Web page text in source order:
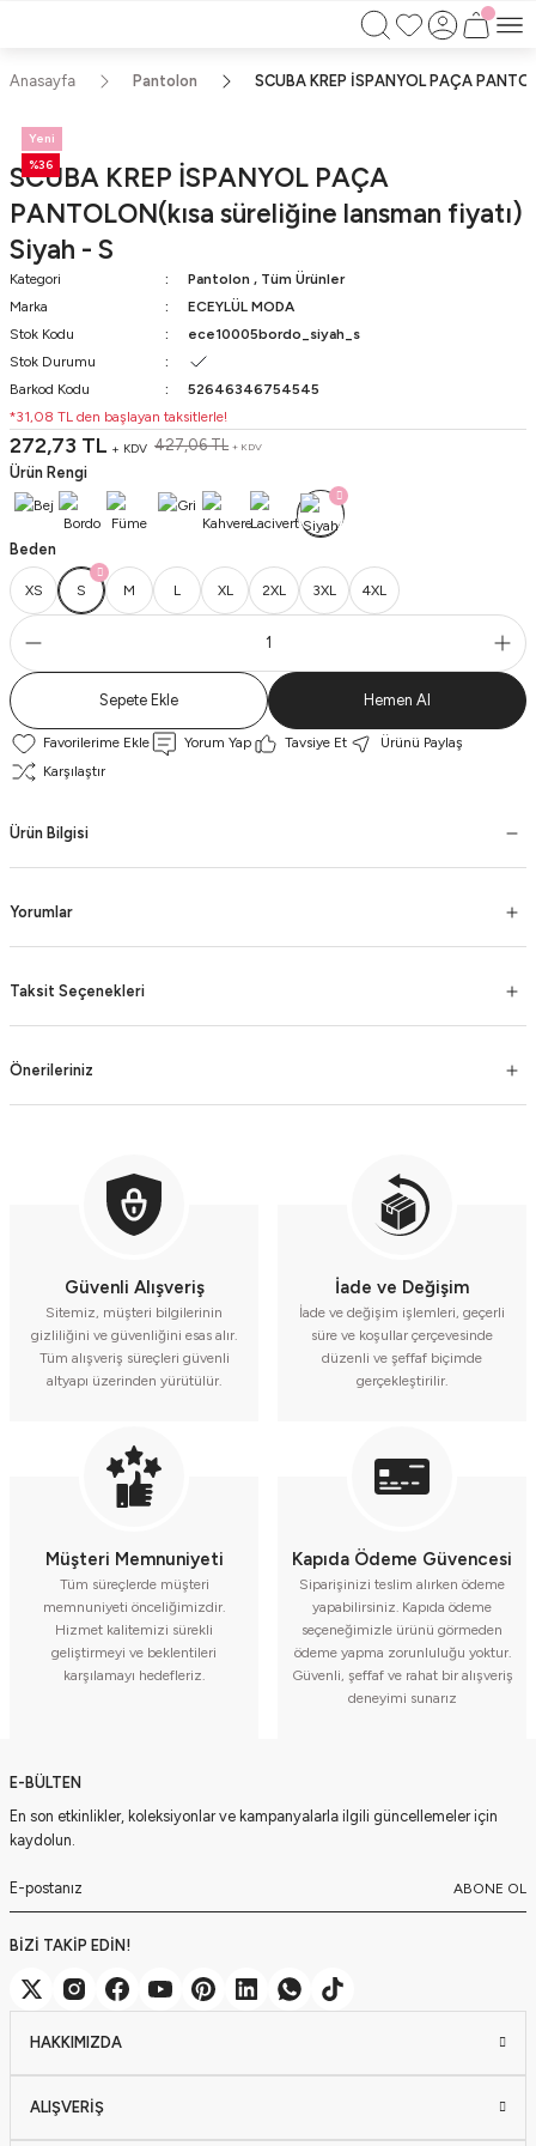
750TL ÜZERİ ALIŞVERİŞLERİNİZDE KARGO BEDAVA!!
Anasayfa Pantolon SCUBA KREP İSPANYOL PAÇA
Yeni
%36
SCUBA KREP İSPANYOL PAÇA
PANTOLON(kısa süreliğine lansman fiyatı)
Siyah - S
Kategori Pantolon , Tüm Ürünler
Marka
ECEYLÜL MODA
Stok Kodu
ece10005bordo_siyah_s
Stok Durumu
Barkod Kodu
52646346754545
*31,08 TL den başlayan taksitlerle!
272,73 TL + KDV 427,06 TL + KDV
Ürün Rengi
Beden
XS S M L XL 2XL 3XL 4XL
Sepete Ekle Hemen Al
Yorum Yap Tavsiye Et
Ürünü Paylaş
Karşılaştır
Ürün Bilgisi
Yorumlar
Taksit Seçenekleri
Önerileriniz
Güvenli Alışveriş
Sitemiz, müşteri bilgilerinin
gizliliğini ve güvenliğini esas alır.
Tüm alışveriş süreçleri güvenli
altyapı üzerinden yürütülür.
İade ve Değişim
İade ve değişim işlemleri, geçerli
süre ve koşullar çerçevesinde
düzenli ve şeffaf biçimde
gerçekleştirilir.
Müşteri Memnuniyeti
Tüm süreçlerde müşteri
memnuniyeti önceliğimizdir.
Hizmet kalitemizi sürekli
geliştirmeyi ve beklentileri
karşılamayı hedefleriz.
Kapıda Ödeme Güvencesi
Siparişinizi teslim alırken ödeme
yapabilirsiniz. Kapıda ödeme
seçeneğimizle ürünü görmeden
ödeme yapma zorunluluğu yoktur.
Güvenli, şeffaf ve rahat bir alışveriş
deneyimi sunarız
E-BÜLTEN
En son etkinlikler, koleksiyonlar ve kampanyalarla ilgili güncellemeler için
kaydolun.
ABONE OL
BİZİ TAKİP EDİN!
HAKKIMIZDA
ALIŞVERİŞ